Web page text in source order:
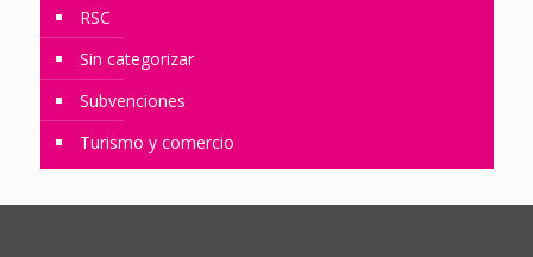
RSC
Sin categorizar
Subvenciones
Turismo y comercio